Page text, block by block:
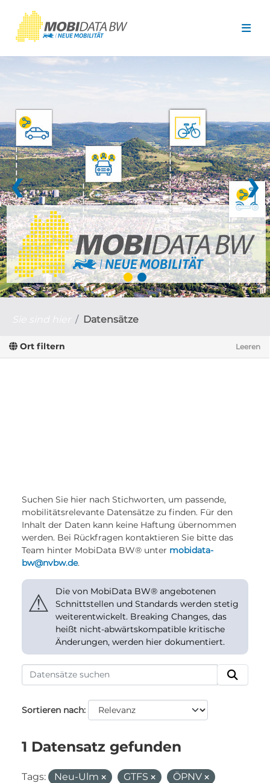
❮ ❯
Datensätze
Ort filtern Leeren
Suchen Sie hier nach Stichworten, um passende,
mobilitätsrelevante Datensätze zu finden. Für den
Inhalt der Daten kann keine Haftung übernommen
werden. Bei Rückfragen kontaktieren Sie bitte das
Team hinter MobiData BW® unter mobidata-
bw@nvbw.de.
⚠
Die von MobiData BW® angebotenen
Schnittstellen und Standards werden stetig
weiterentwickelt. Breaking Changes, das
heißt nicht-abwärtskompatible kritische
Änderungen, werden hier dokumentiert.
Sortieren nach
1 Datensatz gefunden
Tags: Neu-Ulm GTFS
ÖPNV